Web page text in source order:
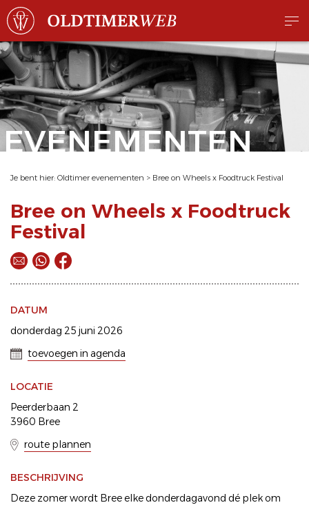
EVENEMENTEN
Je bent hier: Oldtimer evenementen > Bree on Wheels x Foodtruck Festival
Bree on Wheels x Foodtruck
Festival
DATUM
donderdag 25 juni 2026
toevoegen in agenda
LOCATIE
Peerderbaan 2
3960 Bree
route plannen
BESCHRIJVING
Deze zomer wordt Bree elke donderdagavond dé plek om